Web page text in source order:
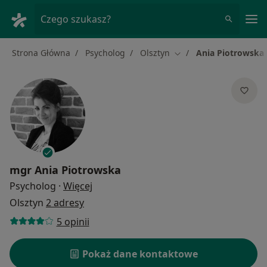
Czego szukasz?
Strona Główna Psycholog Olsztyn Zmień miasto
Ania Piotrowska
mgr Ania Piotrowska
Psycholog · Więcej
Olsztyn 2 adresy
5 opinii
Pokaż dane kontaktowe